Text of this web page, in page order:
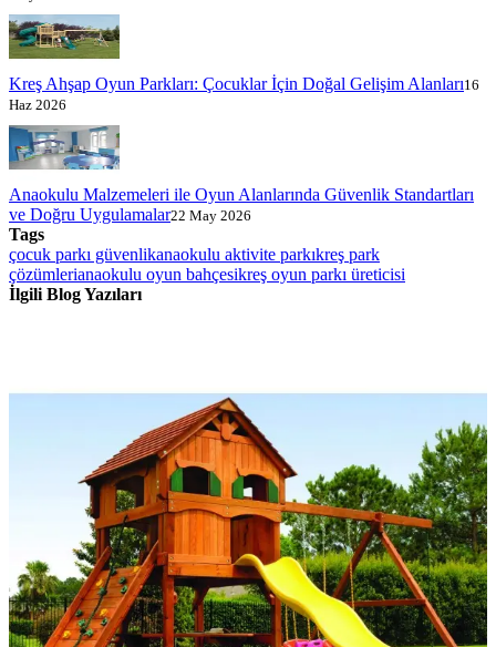
Kreş Ahşap Oyun Parkları: Çocuklar İçin Doğal Gelişim Alanları16
Haz 2026
Anaokulu Malzemeleri ile Oyun Alanlarında Güvenlik Standartları
ve Doğru Uygulamalar22 May 2026
Tags
çocuk parkı güvenlikanaokulu aktivite parkıkreş park
çözümlerianaokulu oyun bahçesikreş oyun parkı üreticisi
İlgili Blog Yazıları